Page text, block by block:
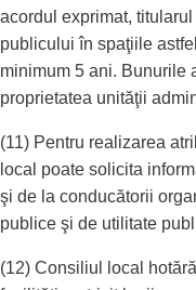
acordul exprimat,
publicului în spaţiile
minimum 5 ani. Bunurile
proprietatea unităţii
(11) Pentru realizarea
local poate solicita
şi de la conducătorii
publice şi de utilitate
(12) Consiliul local